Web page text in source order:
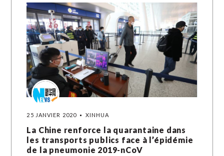
25 JANVIER 2020 XINHUA
La Chine renforce la quarantaine dans
les transports publics face à l’épidémie
de la pneumonie 2019-nCoV